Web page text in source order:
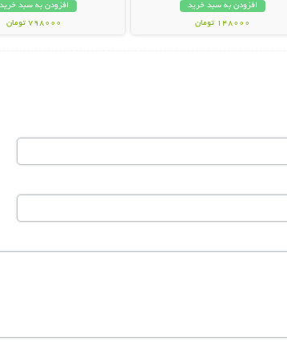
افزودن به سبد خرید
148000 تومان
افزودن به سبد خرید
798000 تومان